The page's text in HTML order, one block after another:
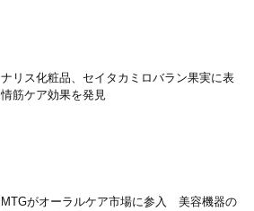
ナリス化粧品、セイタカミロバラン果実に表
情筋ケア効果を発見
MTGがオーラルケア市場に参入 美容機器の